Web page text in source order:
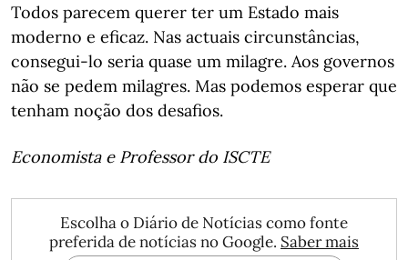
Todos parecem querer ter um Estado mais
moderno e eficaz. Nas actuais circunstâncias,
consegui-lo seria quase um milagre. Aos governos
não se pedem milagres. Mas podemos esperar que
tenham noção dos desafios.
Economista e Professor do ISCTE
Escolha o Diário de Notícias como fonte
preferida de notícias no Google. Saber mais